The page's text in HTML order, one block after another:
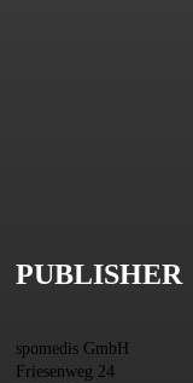
PUBLISHER
spomedis GmbH
Friesenweg 24